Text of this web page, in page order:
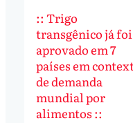
:: Trigo
transgênico já foi
aprovado em 7
países em
de demanda
mundial por
alimentos ::